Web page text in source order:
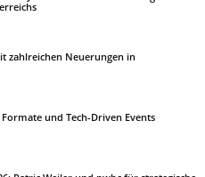
zahlreichen Neuerungen in
und Tech-Driven Events